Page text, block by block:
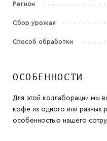
Регион
Сбор урожая
Способ обработки
ОСОБЕННОСТИ
Для этой коллаборации мы
кофе из одного или разных
особенностью нашего